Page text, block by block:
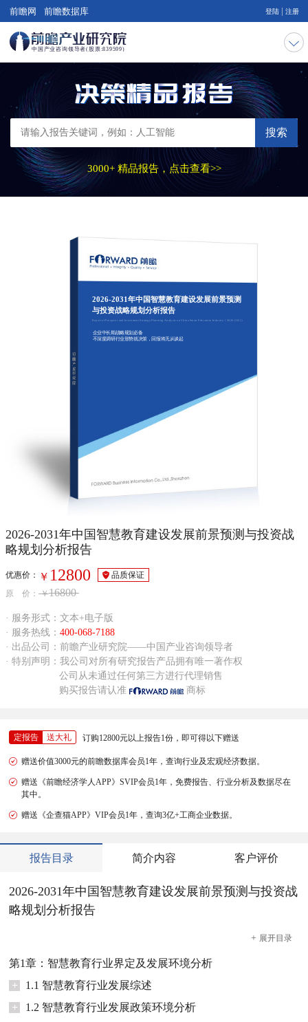
前瞻网 前瞻数据库 登陆 注册
搜索
3000+ 精品报告，点击查看>>
2026-2031年中国智慧教育建设发展前景预测
与投资战略规划分析报告
Report of Prospects and Investment Strategy Planning Analysis on China Smart Education Industry（2026-2031）
企业中长期战略规划必备
不深度调研行业形势就决策，回报将无从谈起
2026-2031年中国智慧教育建设发展前景预测与投资战
略规划分析报告
优惠价： ￥ 12800
品质保证
原 价： ￥16800
· 服务形式：文本+电子版
· 服务热线： 400-068-7188
· 出品公司：前瞻产业研究院——中国产业咨询领导者
· 特别声明：我公司对所有研究报告产品拥有唯一著作权
公司从未通过任何第三方进行代理销售
购买报告请认准
商标
定报告 送大礼 订购12800元以上报告1份，即可得以下赠送
赠送价值3000元的前瞻数据库会员1年，查询行业及宏观经济数据。
赠送《前瞻经济学人APP》SVIP会员1年，免费报告、行业分析及数据尽在
其中。
赠送《企查猫APP》VIP会员1年，查询3亿+工商企业数据。
报告目录 简介内容 客户评价
2026-2031年中国智慧教育建设发展前景预测与投资战
略规划分析报告
+ 展开目录
第1章：智慧教育行业界定及发展环境分析
+
1.1 智慧教育行业发展综述
+
1.2 智慧教育行业发展政策环境分析